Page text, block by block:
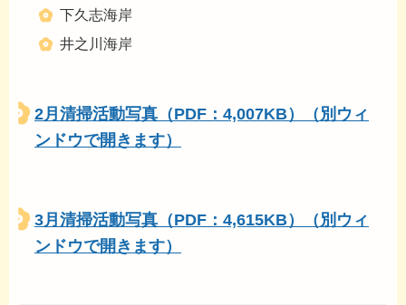
下久志海岸
井之川海岸
2月清掃活動写真（PDF：4,007KB）（別ウィ
ンドウで開きます）
3月清掃活動写真（PDF：4,615KB）（別ウィ
ンドウで開きます）